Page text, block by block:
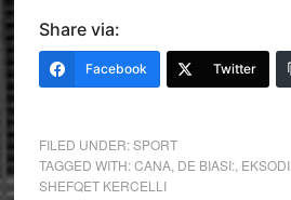
Share via:
Facebook Twitter
FILED UNDER:SPORT
TAGGED WITH:CANA, DE BIASI:, EKSODI,
SHEFQET KERCELLI